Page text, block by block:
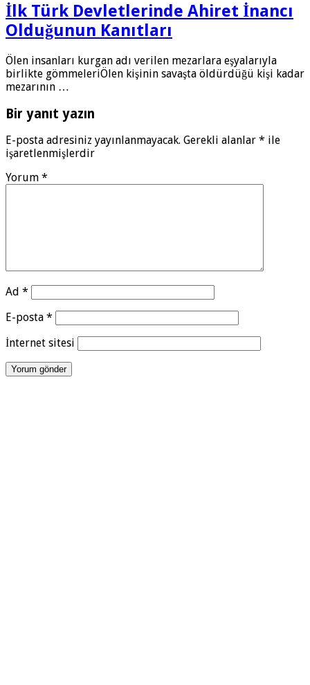
İlk Türk Devletlerinde Ahiret İnancı
Olduğunun Kanıtları
Ölen insanları kurgan adı verilen mezarlara eşyalarıyla
birlikte gömmeleriÖlen kişinin savaşta öldürdüğü kişi kadar
mezarının …
Bir yanıt yazın
E-posta adresiniz yayınlanmayacak. Gerekli alanlar * ile
işaretlenmişlerdir
Yorum *
Ad *
E-posta *
İnternet sitesi